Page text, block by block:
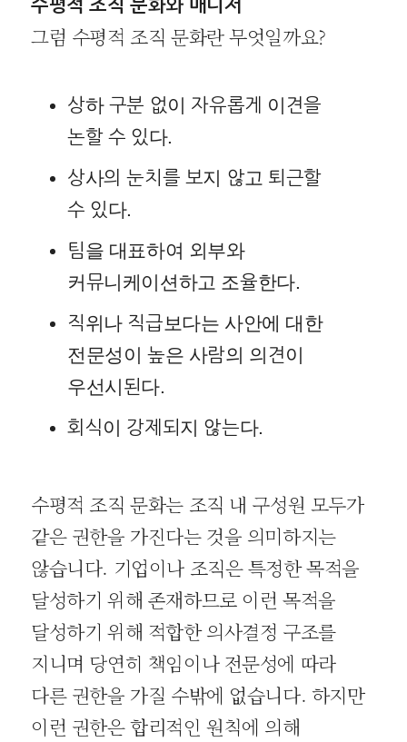
수평적 조직 문화와 매니저
그럼 수평적 조직 문화란 무엇일까요?
상하 구분 없이 자유롭게 이견을
논할 수 있다.
상사의 눈치를 보지 않고 퇴근할
수 있다.
팀을 대표하여 외부와
커뮤니케이션하고 조율한다.
직위나 직급보다는 사안에 대한
전문성이 높은 사람의 의견이
우선시된다.
회식이 강제되지 않는다.
수평적 조직 문화는 조직 내 구성원 모두가
같은 권한을 가진다는 것을 의미하지는
않습니다. 기업이나 조직은 특정한 목적을
달성하기 위해 존재하므로 이런 목적을
달성하기 위해 적합한 의사결정 구조를
지니며 당연히 책임이나 전문성에 따라
다른 권한을 가질 수밖에 없습니다. 하지만
이런 권한은 합리적인 원칙에 의해